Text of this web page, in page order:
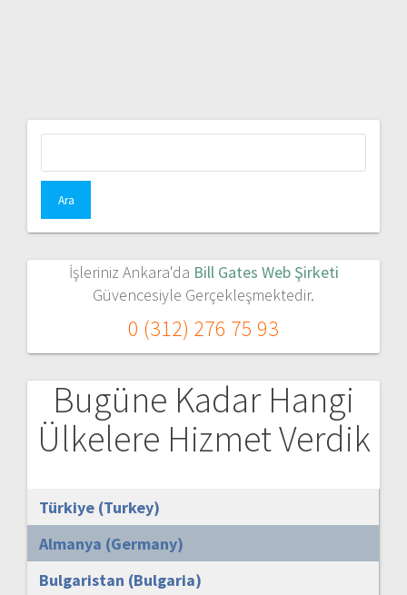
İşleriniz Ankara'da Bill Gates Web Şirketi
Güvencesiyle Gerçekleşmektedir.
0 (312) 276 75 93
Bugüne Kadar Hangi
Ülkelere Hizmet Verdik
Türkiye (Turkey)
Almanya (Germany)
Bulgaristan (Bulgaria)